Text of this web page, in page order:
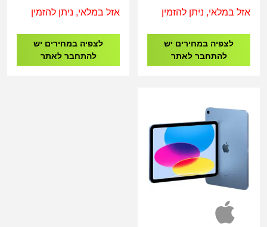
MYFM2LL/A Space
אזל במלאי, ניתן להזמין
לצפיה במחירים יש
להתחבר לאתר
MPQ03RK/A Silver
אזל במלאי, ניתן להזמין
לצפיה במחירים יש
להתחבר לאתר